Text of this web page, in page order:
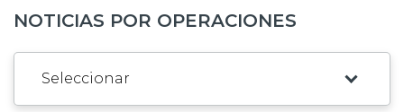
NOTICIAS POR OPERACIONES